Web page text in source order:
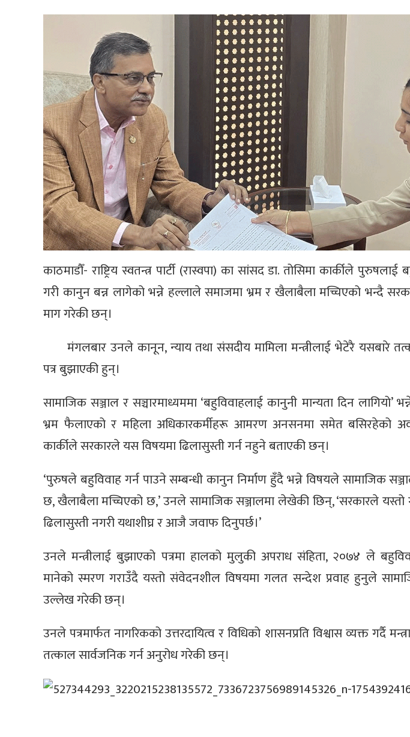
काठमाडौँ- राष्ट्रिय स्वतन्त्र पार्टी (रास्वपा) का सांसद डा. तोसिमा कार्कीले
गरी कानुन बन्न लागेको भन्ने हल्लाले समाजमा भ्रम र खैलाबैला मच्चिएको भन्दै
माग गरेकी छन्।
मंगलबार उनले कानून, न्याय तथा संसदीय मामिला मन्त्रीलाई भेटेरै यसबारे
पत्र बुझाएकी हुन्।
सामाजिक सञ्जाल र सञ्चारमाध्यममा ‘बहुविवाहलाई कानुनी मान्यता दिन लागियो’
भ्रम फैलाएको र महिला अधिकारकर्मीहरू आमरण अनसनमा समेत बसिरहेको
कार्कीले सरकारले यस विषयमा ढिलासुस्ती गर्न नहुने बताएकी छन्।
‘पुरुषले बहुविवाह गर्न पाउने सम्बन्धी कानुन निर्माण हुँदै भन्ने विषयले सामाजिक
छ, खैलाबैला मच्चिएको छ,’ उनले सामाजिक सञ्जालमा लेखेकी छिन्, ‘सरकारले यस्तो
ढिलासुस्ती नगरी यथाशीघ्र र आजै जवाफ दिनुपर्छ।’
उनले मन्त्रीलाई बुझाएको पत्रमा हालको मुलुकी अपराध संहिता, २०७४ ले
मानेको स्मरण गराउँदै यस्तो संवेदनशील विषयमा गलत सन्देश प्रवाह हुनुले
उल्लेख गरेकी छन्।
उनले पत्रमार्फत नागरिकको उत्तरदायित्व र विधिको शासनप्रति विश्वास व्यक्त गर्दै
तत्काल सार्वजनिक गर्न अनुरोध गरेकी छन्।